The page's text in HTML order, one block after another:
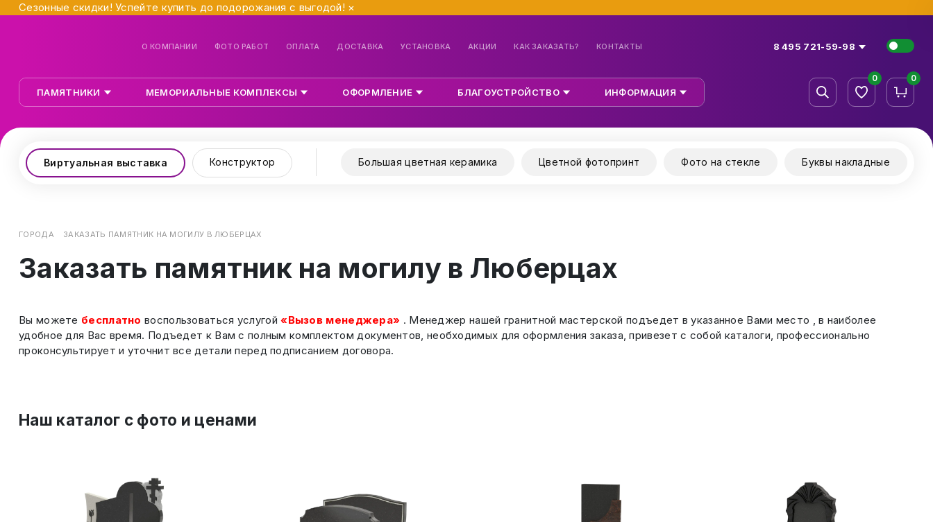
Сезонные скидки! Успейте купить до подорожания с выгодой! ×
О КОМПАНИИ ФОТО РАБОТ ОПЛАТА ДОСТАВКА УСТАНОВКА АКЦИИ КАК ЗАКАЗАТЬ? КОНТАКТЫ 8 495 721-59-98
ПАМЯТНИКИ МЕМОРИАЛЬНЫЕ КОМПЛЕКСЫ ОФОРМЛЕНИЕ БЛАГОУСТРОЙСТВО ИНФОРМАЦИЯ
0 0
Виртуальная выставка Конструктор Большая цветная керамика Цветной фотопринт Фото на стекле Буквы накладные
ГОРОДА ЗАКАЗАТЬ ПАМЯТНИК НА МОГИЛУ В ЛЮБЕРЦАХ
Заказать памятник на могилу в Люберцах
Вы можете бесплатно воспользоваться услугой«Вызов менеджера» . Менеджер нашей гранитной мастерской подъедет в указанное Вами место , в наиболее
удобное для Вас время. Подъедет к Вам с полным комплектом документов, необходимых для оформления заказа, привезет с собой каталоги, профессионально
проконсультирует и уточнит все детали перед подписанием договора.
Наш каталог c фото и ценами